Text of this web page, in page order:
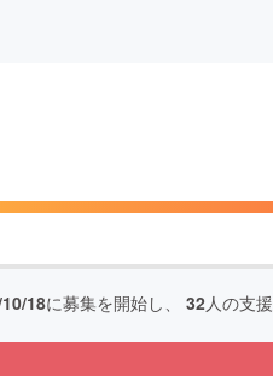
18に募集を開始し、 32人の支